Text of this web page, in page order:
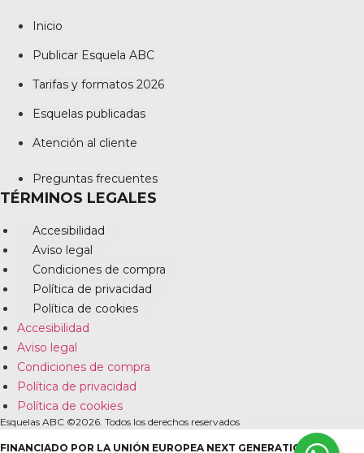
Inicio
Publicar Esquela ABC
Tarifas y formatos 2026
Esquelas publicadas
Atención al cliente
Preguntas frecuentes
TÉRMINOS LEGALES
Accesibilidad
Aviso legal
Condiciones de compra
Política de privacidad
Política de cookies
Accesibilidad
Aviso legal
Condiciones de compra
Política de privacidad
Política de cookies
Esquelas ABC ©2026. Todos los derechos reservados
FINANCIADO POR LA UNIÓN EUROPEA NEXT GENERATION EU